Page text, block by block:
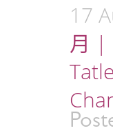
17
月 |